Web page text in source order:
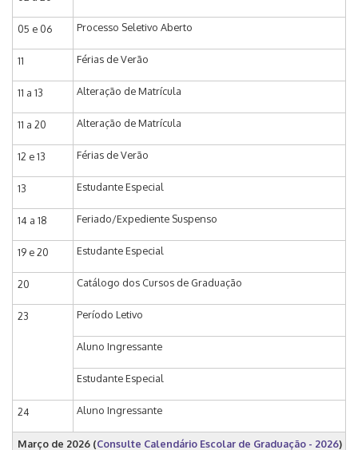
05 e 06 Processo Seletivo Aberto
11 Férias de Verão
11 a 13 Alteração de Matrícula
11 a 20 Alteração de Matrícula
12 e 13 Férias de Verão
13 Estudante Especial
14 a 18 Feriado/Expediente Suspenso
19 e 20 Estudante Especial
20 Catálogo dos Cursos de Graduação
23 Período Letivo
Aluno Ingressante
Estudante Especial
24 Aluno Ingressante
Março de 2026 (Consulte Calendário Escolar de Graduação - 2026)